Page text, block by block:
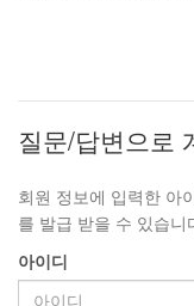
질문/답변으로
회원 정보에 입력한 아
를 발급 받을 수 있습니
아이디